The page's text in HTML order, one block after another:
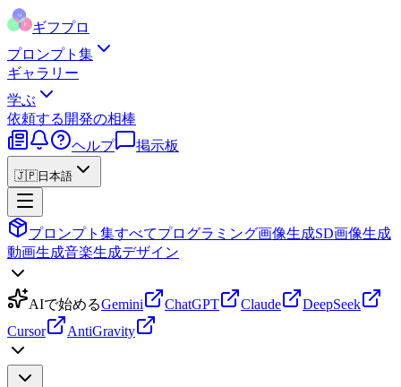
ギフプロ
プロンプト集
ギャラリー
学ぶ
依頼する 開発の相棒
ヘルプ
掲示板
🇯🇵日本語
プロンプト集すべてプログラミング画像生成SD画像生成
動画生成音楽生成デザイン
AIで始めるGemini ChatGPT Claude
DeepSeek
Cursor
AntiGravity